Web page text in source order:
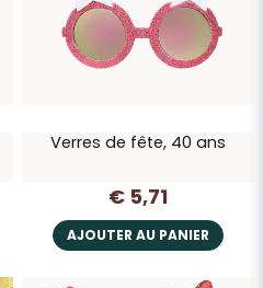
Verres de fête, 40 ans
€ 5,71
AJOUTER AU PANIER